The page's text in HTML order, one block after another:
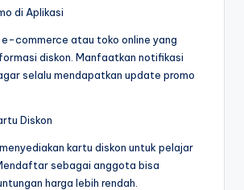
di Aplikasi
e-commerce atau toko online yang
diskon. Manfaatkan notifikasi
selalu mendapatkan update promo
Diskon
kartu diskon untuk pelajar
sebagai anggota bisa
harga lebih rendah.